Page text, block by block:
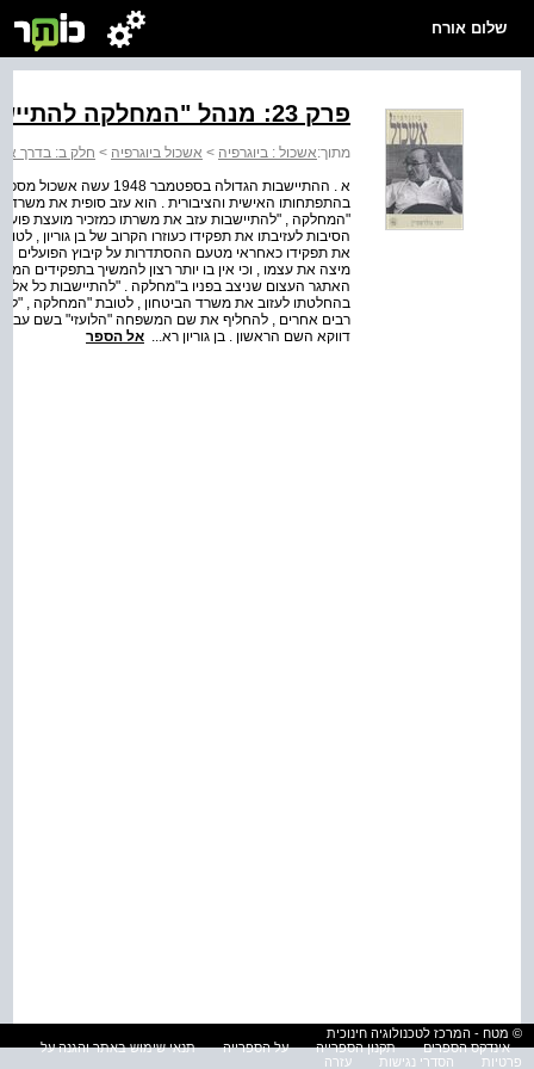
שלום אורח
פרק 23: מנהל "המחלקה להתיישבות" (1949)
מתוך:אשכול : ביוגרפיה > אשכול ביוגרפיה > חלק ב: בדרך אל
א . ההתיישבות הגדולה
בהתפתחותו האישית והציבורית . הוא עזב סופית את
"המחלקה , "להתיישבות עזב את משרתו כמזכיר מועצת
הסיבות לעזיבתו את תפקידו כעוזרו הקרוב של בן גוריון ,
את תפקידו כאחראי מטעם ההסתדרות על קיבוץ הפועלים
מיצה את עצמו , וכי אין בו יותר רצון להמשיך בתפקידים
האתגר העצום שניצב בפניו ב"מחלקה . "להתיישבות כל אלה
רבים אחרים , להחליף את שם המשפחה "הלועזי" בשם עברי
דווקא השם הראשון . בן גוריון רא... אל הספר
© מטח - המרכז לטכנולוגיה חינוכית
אינדקס הספרים
תקנון הספרייה על הספרייה
תנאי שימוש באתר והגנה על
פרטיות
הסדרי נגישות עזרה